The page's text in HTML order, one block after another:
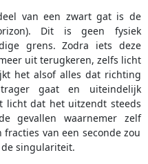
van een zwart gat is de
Dit is geen fysiek
grens. Zodra iets deze
uit terugkeren, zelfs licht
het alsof alles dat richting
gaat en uiteindelijk
licht dat het uitzendt steeds
gevallen waarnemer zelf
van een seconde zou
singulariteit.